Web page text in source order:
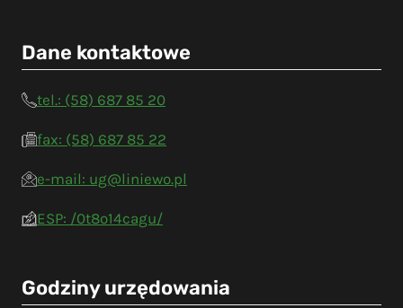
Dane kontaktowe
tel.: (58) 687 85 20
fax: (58) 687 85 22
e-mail: ug@liniewo.pl
ESP: /0t8o14cagu/
Godziny urzędowania